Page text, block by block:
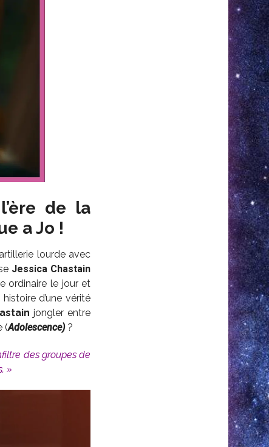
de la
a Jo !
lourde avec
Jessica Chastain
ordinaire le jour et
d’une vérité
jongler entre
(Adolescence)?
des groupes de
»